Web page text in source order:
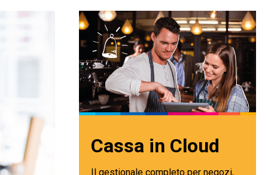
Cassa in Cloud
Il gestionale completo per negozi,